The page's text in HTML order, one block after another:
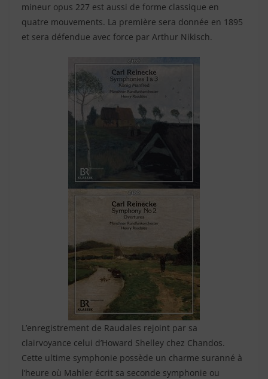
mineur opus 227 est aussi de forme classique en
quatre mouvements. La première sera donnée en 1895
et sera défendue avec force par Arthur Nikisch.
L’enregistrement de Raudales rejoint par sa
clairvoyance celui d’Howard Shelley chez Chandos.
Cette ultime symphonie possède un charme suranné à
l’heure où Mahler écrit sa seconde symphonie ou